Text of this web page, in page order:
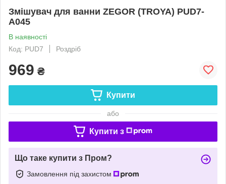
Змішувач для ванни ZEGOR (TROYA) PUD7-
A045
В наявності
Код: PUD7
Роздріб
969 ₴
Купити
або
Купити з
Що таке купити з Пром?
Замовлення під захистом